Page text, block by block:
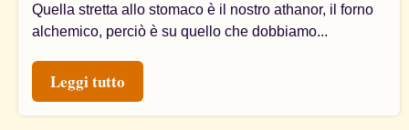
Quella stretta allo stomaco è il nostro athanor, il forno
alchemico, perciò è su quello che dobbiamo...
Leggi tutto